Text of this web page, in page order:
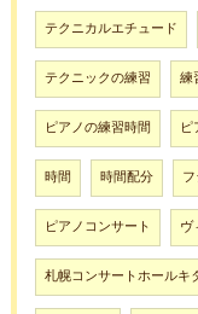
テクニカルエチュード
テクニックの練習 練
ピアノの練習時間
時間 時間配分
ピアノコンサート ヴ
札幌コンサートホールキ